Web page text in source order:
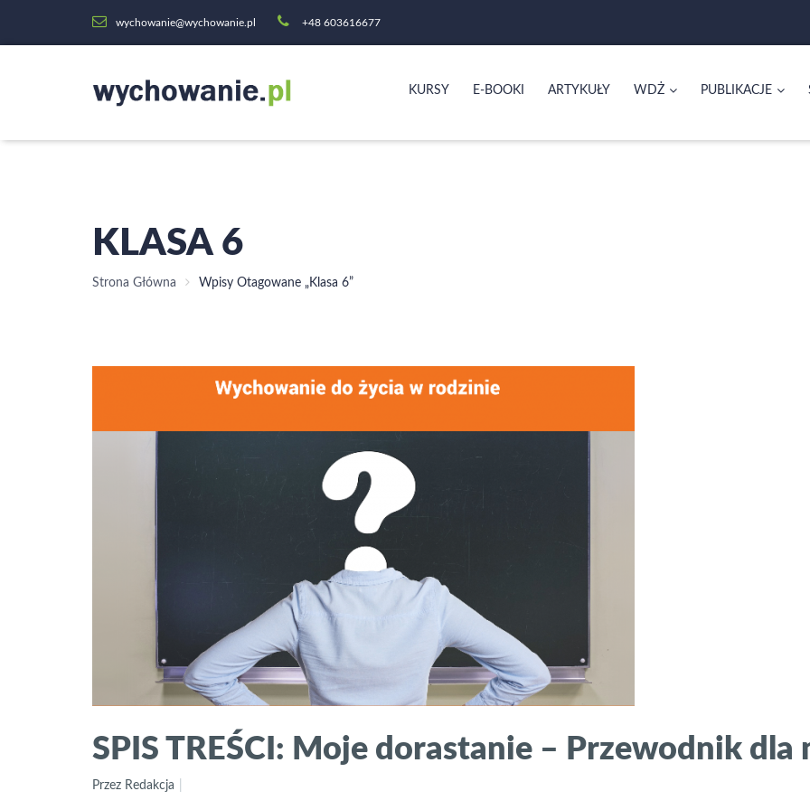
wychowanie@wychowanie.pl +48 603616677
KURSY E-BOOKI ARTYKUŁY WDŻ PUBLIKACJE
KLASA 6
Strona Główna Wpisy Otagowane „klasa 6”
SPIS TREŚCI: Moje dorastanie – Przewodnik dla
Przez Redakcja